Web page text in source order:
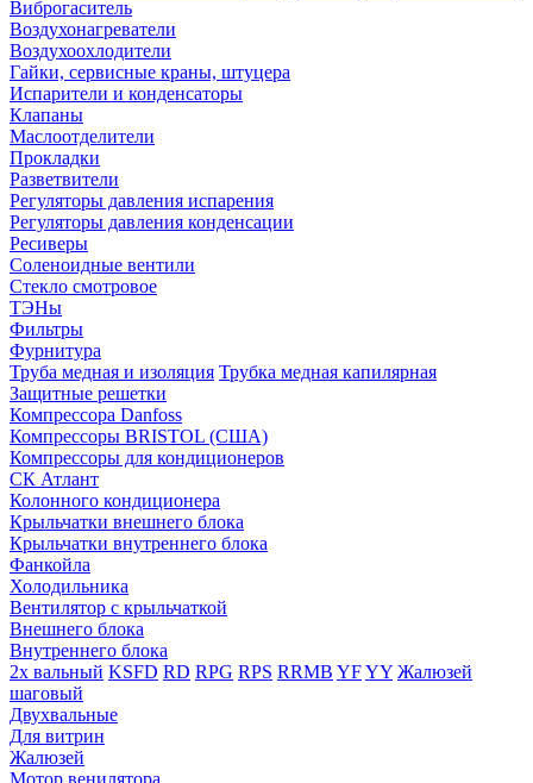
Виброгаситель
Воздухонагреватели
Воздухоохлодители
Гайки, сервисные краны, штуцера
Испарители и конденсаторы
Клапаны
Маслоотделители
Прокладки
Разветвители
Регуляторы давления испарения
Регуляторы давления конденсации
Ресиверы
Соленоидные вентили
Стекло смотровое
ТЭНы
Фильтры
Фурнитура
Труба медная и изоляция Трубка медная капилярная
Защитные решетки
Компрессора Danfoss
Компрессоры BRISTOL (США)
Компрессоры для кондиционеров
СК Атлант
Колонного кондиционера
Крыльчатки внешнего блока
Крыльчатки внутреннего блока
Фанкойла
Холодильника
Вентилятор с крыльчаткой
Внешнего блока
Внутреннего блока
2х вальный KSFD RD RPG RPS RRMB YFYY Жалюзей
шаговый
Двухвальные
Для витрин
Жалюзей
Мотор венилятора